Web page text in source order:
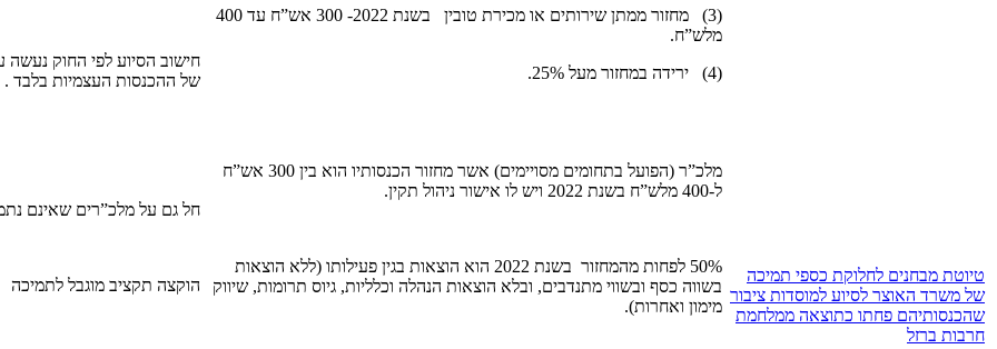
(3) מחזור ממתן שירותים או מכירת טובין בשנת 2022- 300 אש”ח עד 400
מלש”ח.
(4) ירידה במחזור מעל 25%.
חישוב הסיוע לפי החוק נעשה
של ההכנסות העצמיות בלבד .
טיוטת מבחנים לחלוקת כספי תמיכה
של משרד האוצר לסיוע למוסדות ציבור
שהכנסותיהם פחתו כתוצאה ממלחמת
חרבות ברזל
מלכ”ר (הפועל בתחומים מסויימים) אשר מחזור הכנסותיו הוא בין 300 אש”ח
ל-400 מלש”ח בשנת 2022 ויש לו אישור ניהול תקין.
50% לפחות מהמחזור בשנת 2022 הוא הוצאות בגין פעילותו (ללא הוצאות
בשווה כסף ובשווי מתנדבים, ובלא הוצאות הנהלה וכלליות, גיוס תרומות, שיווק
מימון ואחרות).
חל גם על מלכ”רים שאינם
הוקצה תקציב מוגבל לתמיכה